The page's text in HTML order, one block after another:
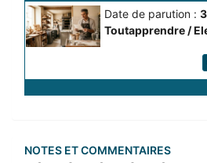
Date de parution :
Toutapprendre /
NOTES ET COMMENTAIRES